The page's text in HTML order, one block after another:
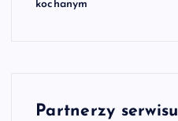
kochanym
Partnerzy serwisu